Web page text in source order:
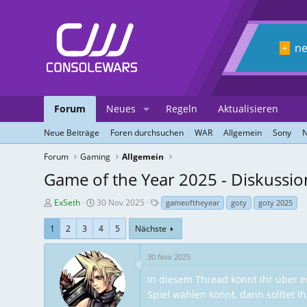
+
Forum Neues Regeln Aktualisieren
Neue Beiträge Foren durchsuchen WAR Allgemein Sony
Forum Gaming Allgemein
Game of the Year 2025 -
T
e
ExSeth
E
s
t
e
l
l
u
30 Nov 2025
T
g
s
gameoftheyear goty goty 2025
1 2 3 4 5 Nächste
30 Nov 2025
In diesem Thread könnt ihr über
Spiel wählen könnt, dann solltet